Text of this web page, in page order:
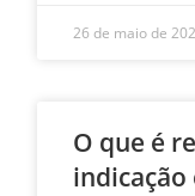
26 de maio de
O que é
indicação